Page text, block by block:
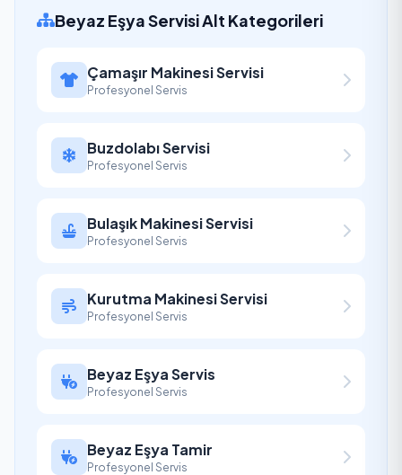
Beyaz Eşya Servisi Alt Kategorileri
Çamaşır Makinesi Servisi
Profesyonel Servis
Buzdolabı Servisi
Profesyonel Servis
Bulaşık Makinesi Servisi
Profesyonel Servis
Kurutma Makinesi Servisi
Profesyonel Servis
Beyaz Eşya Servis
Profesyonel Servis
Beyaz Eşya Tamir
Profesyonel Servis